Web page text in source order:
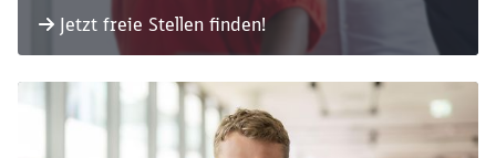
Jetzt freie Stellen finden!